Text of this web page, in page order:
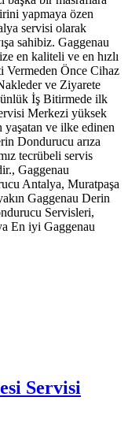
yapmaya özen
servisi olarak
sahibiz. Gaggenau
en kaliteli ve en hızlı
Vermeden Önce Cihaz
ve Ziyarete
İş Bitirmede ilk
Merkezi yüksek
ve ilke edinen
Dondurucu arıza
tecrübeli servis
Gaggenau
Antalya, Muratpaşa
Gaggenau Derin
Servisleri,
En iyi Gaggenau
Servisi